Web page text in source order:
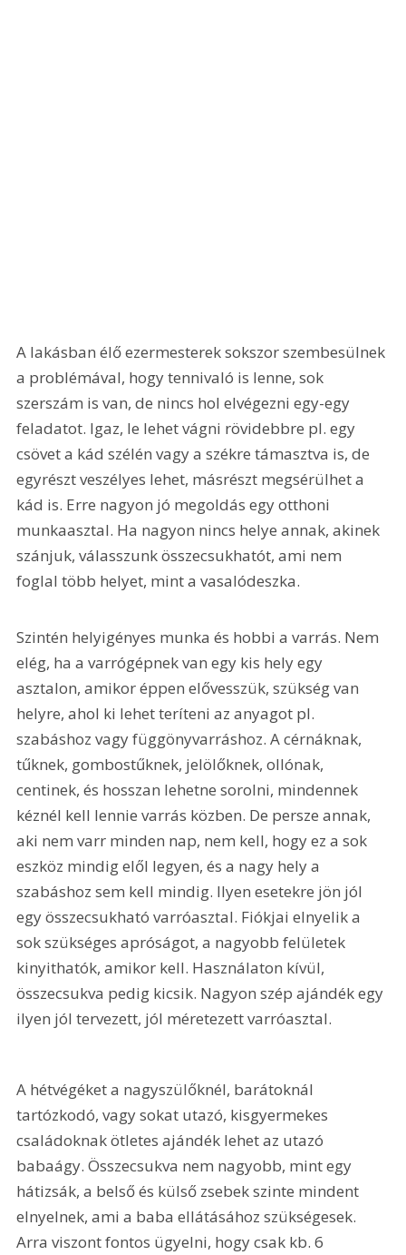
A lakásban élő ezermesterek sokszor szembesülnek
a problémával, hogy tennivaló is lenne, sok
szerszám is van, de nincs hol elvégezni egy-egy
feladatot. Igaz, le lehet vágni rövidebbre pl. egy
csövet a kád szélén vagy a székre támasztva is, de
egyrészt veszélyes lehet, másrészt megsérülhet a
kád is. Erre nagyon jó megoldás egy otthoni
munkaasztal. Ha nagyon nincs helye annak, akinek
szánjuk, válasszunk összecsukhatót, ami nem
foglal több helyet, mint a vasalódeszka.
Szintén helyigényes munka és hobbi a varrás. Nem
elég, ha a varrógépnek van egy kis hely egy
asztalon, amikor éppen elővesszük, szükség van
helyre, ahol ki lehet teríteni az anyagot pl.
szabáshoz vagy függönyvarráshoz. A cérnáknak,
tűknek, gombostűknek, jelölőknek, ollónak,
centinek, és hosszan lehetne sorolni, mindennek
kéznél kell lennie varrás közben. De persze annak,
aki nem varr minden nap, nem kell, hogy ez a sok
eszköz mindig elől legyen, és a nagy hely a
szabáshoz sem kell mindig. Ilyen esetekre jön jól
egy összecsukható varróasztal. Fiókjai elnyelik a
sok szükséges apróságot, a nagyobb felületek
kinyithatók, amikor kell. Használaton kívül,
összecsukva pedig kicsik. Nagyon szép ajándék egy
ilyen jól tervezett, jól méretezett varróasztal.
A hétvégéket a nagyszülőknél, barátoknál
tartózkodó, vagy sokat utazó, kisgyermekes
családoknak ötletes ajándék lehet az utazó
babaágy. Összecsukva nem nagyobb, mint egy
hátizsák, a belső és külső zsebek szinte mindent
elnyelnek, ami a baba ellátásához szükségesek.
Arra viszont fontos ügyelni, hogy csak kb. 6